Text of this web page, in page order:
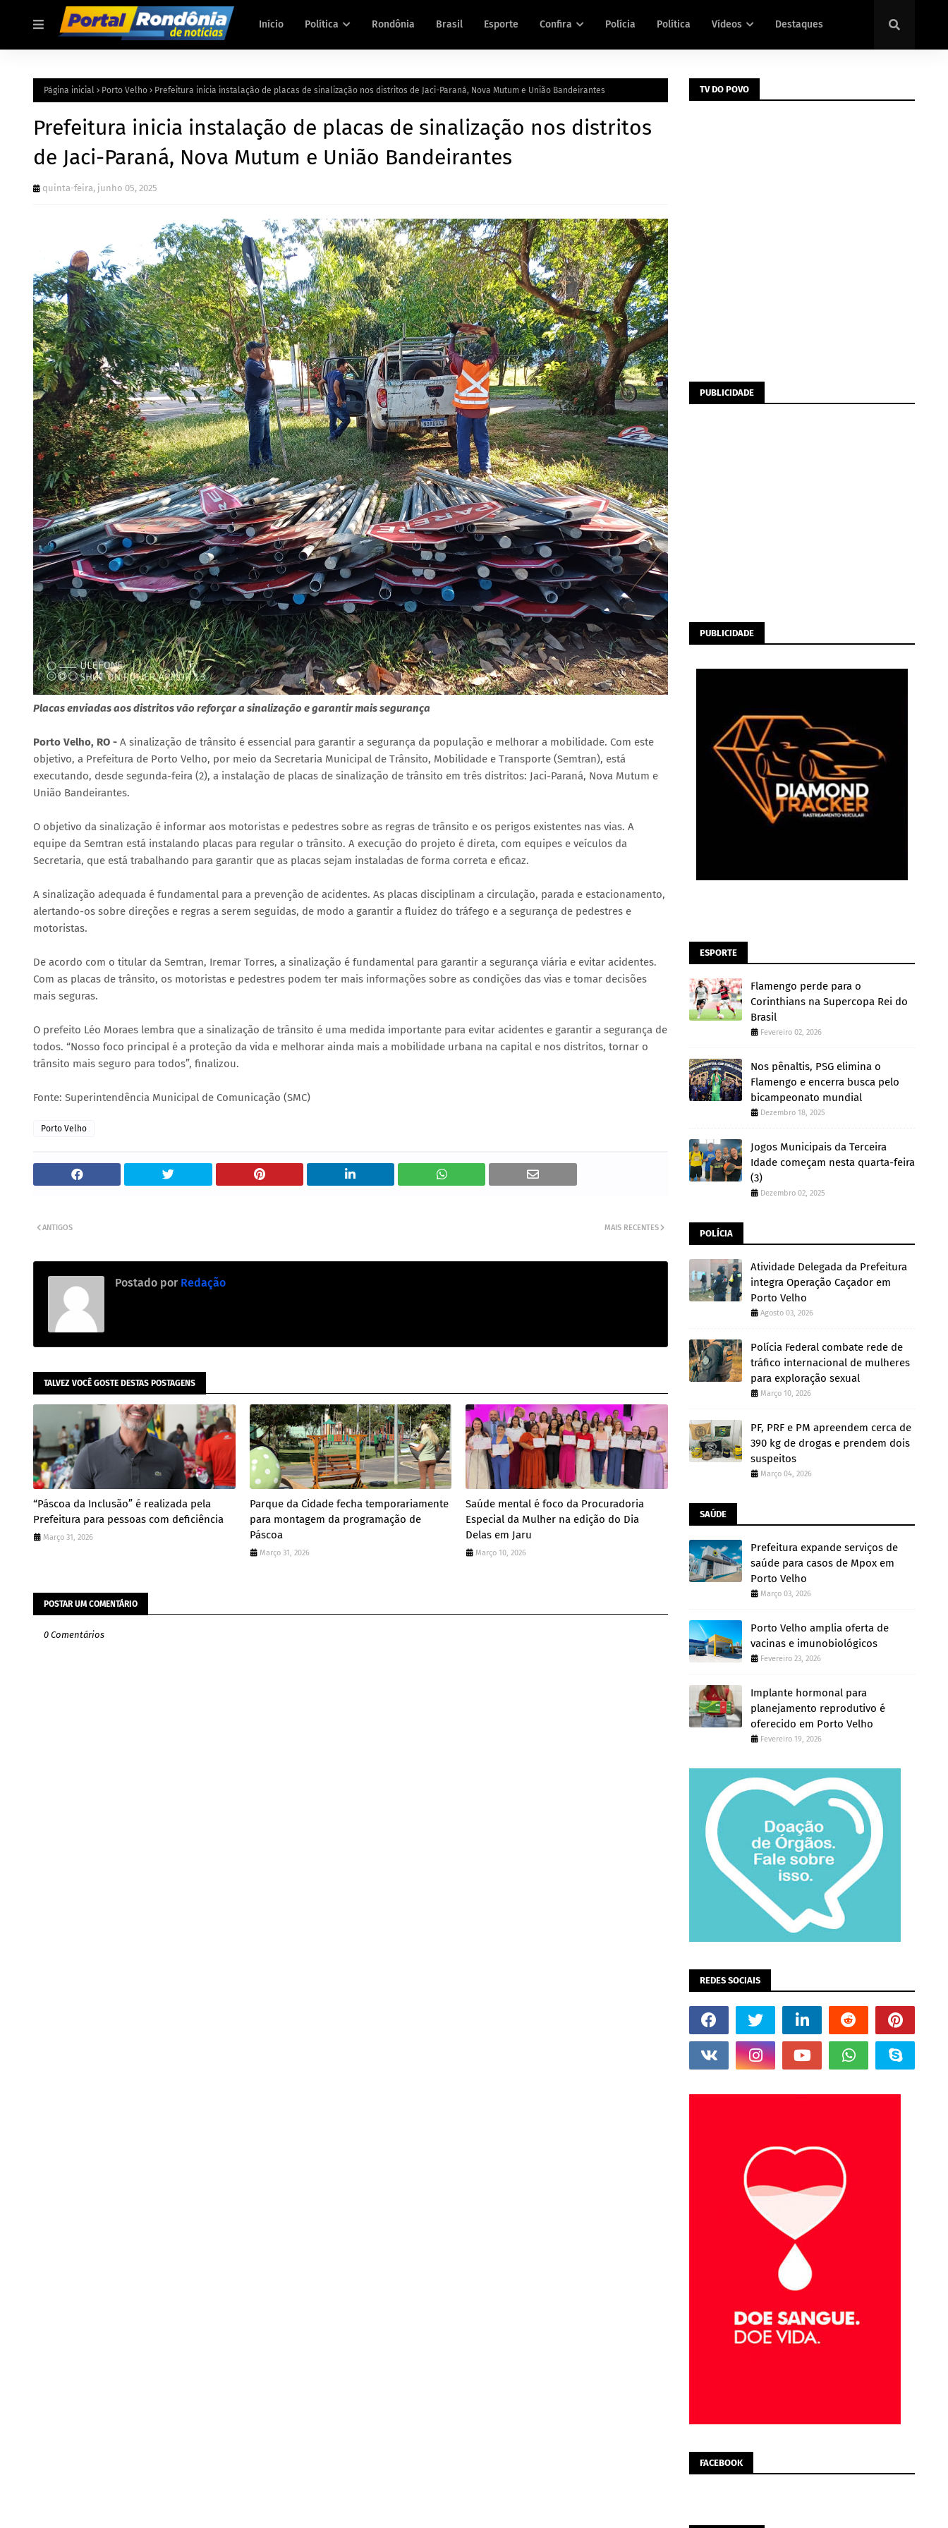
Início Política Rondônia Brasil Esporte Confira Polícia Política Vídeos Destaques
Página inicial Porto Velho Prefeitura inicia instalação de placas de sinalização nos distritos de Jaci-Paraná, Nova Mutum e União Bandeirantes
Prefeitura inicia instalação de placas de sinalização nos distritos
de Jaci-Paraná, Nova Mutum e União Bandeirantes
quinta-feira, junho 05, 2025
Placas enviadas aos distritos vão reforçar a sinalização e garantir mais segurança
Porto Velho, RO - A sinalização de trânsito é essencial para garantir a segurança da população e melhorar a mobilidade. Com este
objetivo, a Prefeitura de Porto Velho, por meio da Secretaria Municipal de Trânsito, Mobilidade e Transporte (Semtran), está
executando, desde segunda-feira (2), a instalação de placas de sinalização de trânsito em três distritos: Jaci-Paraná, Nova Mutum e
União Bandeirantes.
O objetivo da sinalização é informar aos motoristas e pedestres sobre as regras de trânsito e os perigos existentes nas vias. A
equipe da Semtran está instalando placas para regular o trânsito. A execução do projeto é direta, com equipes e veículos da
Secretaria, que está trabalhando para garantir que as placas sejam instaladas de forma correta e eficaz.
A sinalização adequada é fundamental para a prevenção de acidentes. As placas disciplinam a circulação, parada e estacionamento,
alertando-os sobre direções e regras a serem seguidas, de modo a garantir a fluidez do tráfego e a segurança de pedestres e
motoristas.
De acordo com o titular da Semtran, Iremar Torres, a sinalização é fundamental para garantir a segurança viária e evitar acidentes.
Com as placas de trânsito, os motoristas e pedestres podem ter mais informações sobre as condições das vias e tomar decisões
mais seguras.
O prefeito Léo Moraes lembra que a sinalização de trânsito é uma medida importante para evitar acidentes e garantir a segurança de
todos. “Nosso foco principal é a proteção da vida e melhorar ainda mais a mobilidade urbana na capital e nos distritos, tornar o
trânsito mais seguro para todos”, finalizou.
Fonte: Superintendência Municipal de Comunicação (SMC)
Porto Velho
MAIS RECENTES
ANTIGOS
Postado por Redação
TALVEZ VOCÊ GOSTE DESTAS POSTAGENS
“Páscoa da Inclusão” é realizada pela
Prefeitura para pessoas com deficiência
Março 31, 2026
Parque da Cidade fecha temporariamente
para montagem da programação de
Páscoa
Março 31, 2026
Saúde mental é foco da Procuradoria
Especial da Mulher na edição do Dia
Delas em Jaru
Março 10, 2026
POSTAR UM COMENTÁRIO
0 Comentários
TV DO POVO
PUBLICIDADE
PUBLICIDADE
ESPORTE
Flamengo perde para o
Corinthians na Supercopa Rei do
Brasil
Fevereiro 02, 2026
Nos pênaltis, PSG elimina o
Flamengo e encerra busca pelo
bicampeonato mundial
Dezembro 18, 2025
Jogos Municipais da Terceira
Idade começam nesta quarta-feira
(3)
Dezembro 02, 2025
POLÍCIA
Atividade Delegada da Prefeitura
integra Operação Caçador em
Porto Velho
Agosto 03, 2026
Polícia Federal combate rede de
tráfico internacional de mulheres
para exploração sexual
Março 10, 2026
PF, PRF e PM apreendem cerca de
390 kg de drogas e prendem dois
suspeitos
Março 04, 2026
SAÚDE
Prefeitura expande serviços de
saúde para casos de Mpox em
Porto Velho
Março 03, 2026
Porto Velho amplia oferta de
vacinas e imunobiológicos
Fevereiro 23, 2026
Implante hormonal para
planejamento reprodutivo é
oferecido em Porto Velho
Fevereiro 19, 2026
REDES SOCIAIS
FACEBOOK